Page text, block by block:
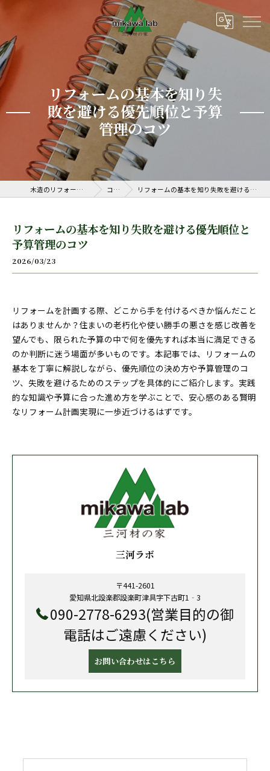
リフォームの基本を知り失
敗を避ける優先順位と予算
管理のコツ
木造のリフォームなら三河ラボ コラム リフォームの基本を知り失敗を避ける優先順位と予算管理のコツ
リフォームの基本を知り失敗を避ける優先順位と
予算管理のコツ
2026/03/23
リフォームを計画する際、どこから手を付けるべきか悩んだこと
はありませんか？住まいの老朽化や使い勝手の悪さを感じ改善を
望んでも、限られた予算の中で何を優先すれば本当に満足できる
のか判断に迷う場面が多いものです。本記事では、リフォームの
基本を丁寧に解説しながら、優先順位の決め方や予算管理のコ
ツ、失敗を避けるためのステップを具体的にご紹介します。実践
的な知識や予算に合った進め方を学ぶことで、安心感のある賢明
なリフォーム計画実現に一歩近づけるはずです。
三河ラボ
〒441-2601
愛知県北設楽郡設楽町津具字下古町1‐3
090-2778-6293(営業目的の御
電話はご遠慮ください)
お問い合わせはこちら